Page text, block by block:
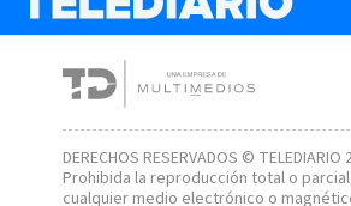
DERECHOS RESERVADOS © TELEDIARIO
Prohibida la reproducción total o
cualquier medio electrónico o